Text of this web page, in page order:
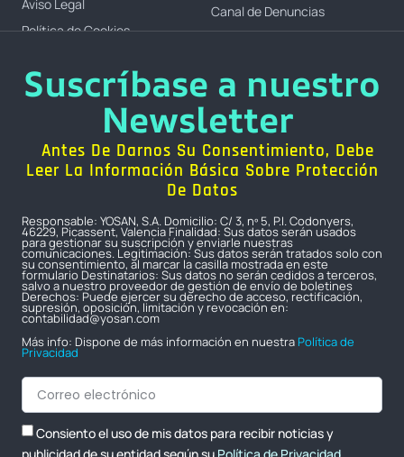
Aviso Legal
Política de Cookies
Canal de Denuncias
Suscríbase a nuestro
Newsletter
Antes De Darnos Su Consentimiento, Debe
Leer La Información Básica Sobre Protección
De Datos
Responsable: YOSAN, S.A. Domicilio: C/ 3, nº 5, P.I. Codonyers,
46229, Picassent, Valencia Finalidad: Sus datos serán usados
para gestionar su suscripción y enviarle nuestras
comunicaciones. Legitimación: Sus datos serán tratados solo con
su consentimiento, al marcar la casilla mostrada en este
formulario Destinatarios: Sus datos no serán cedidos a terceros,
salvo a nuestro proveedor de gestión de envío de boletines
Derechos: Puede ejercer su derecho de acceso, rectificación,
supresión, oposición, limitación y revocación en:
contabilidad@yosan.com
Más info: Dispone de más información en nuestra Política de
Privacidad
Consiento el uso de mis datos para recibir noticias y